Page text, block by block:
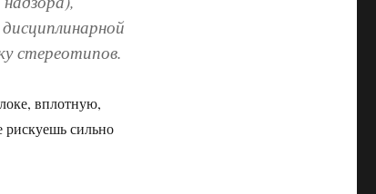
стереотипов.
вплотную,
рискуешь сильно